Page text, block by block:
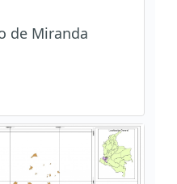
de Miranda